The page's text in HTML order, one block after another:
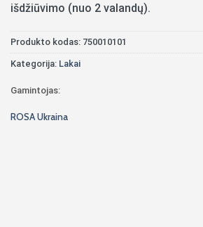
išdžiūvimo (nuo 2 valandų).
Produkto kodas: 750010101
Kategorija: Lakai
Gamintojas:
ROSA Ukraina